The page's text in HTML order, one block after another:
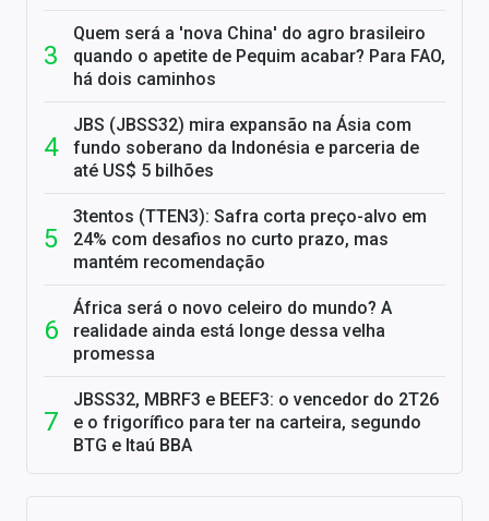
Quem será a 'nova China' do agro brasileiro
quando o apetite de Pequim acabar? Para FAO,
há dois caminhos
JBS (JBSS32) mira expansão na Ásia com
fundo soberano da Indonésia e parceria de
até US$ 5 bilhões
3tentos (TTEN3): Safra corta preço-alvo em
24% com desafios no curto prazo, mas
mantém recomendação
África será o novo celeiro do mundo? A
realidade ainda está longe dessa velha
promessa
JBSS32, MBRF3 e BEEF3: o vencedor do 2T26
e o frigorífico para ter na carteira, segundo
BTG e Itaú BBA